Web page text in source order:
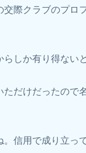
際クラブのプロ
らしか有り得ない
ただけだったので
信用で成り立っ